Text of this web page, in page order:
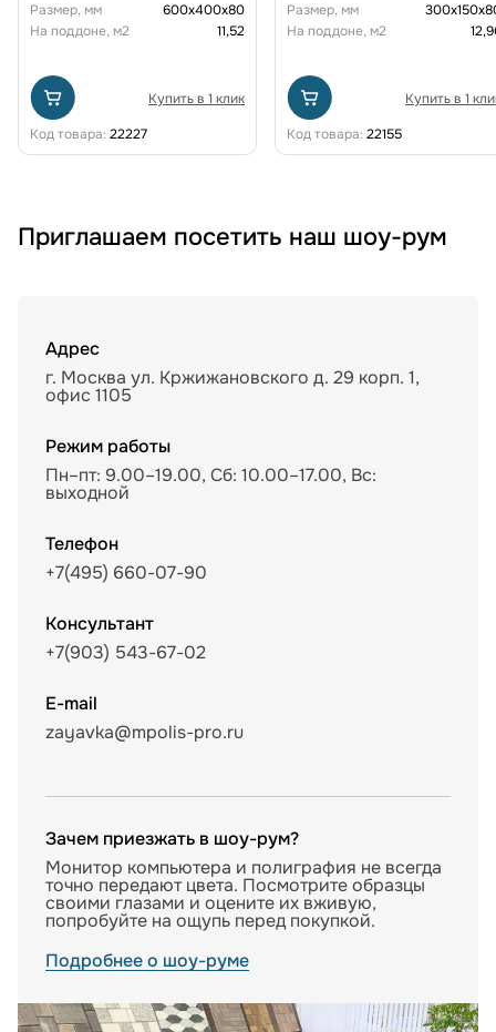
Размер, мм
600х400х80
На поддоне, м2
11,52
Купить в 1 клик
Код товара: 22227
Размер, мм
На поддоне, м2
Купить в 1
Код товара: 22155
Приглашаем посетить наш шоу-рум
Адрес
г. Москва ул. Кржижановского д. 29 корп. 1,
офис 1105
Режим работы
Пн–пт: 9.00–19.00, Сб: 10.00–17.00, Вс:
выходной
Телефон
+7(495) 660-07-90
Консультант
+7(903) 543-67-02
E-mail
zayavka@mpolis-pro.ru
Зачем приезжать в шоу-рум?
Монитор компьютера и полиграфия не всегда
точно передают цвета. Посмотрите образцы
своими глазами и оцените их вживую,
попробуйте на ощупь перед покупкой.
Подробнее о шоу-руме